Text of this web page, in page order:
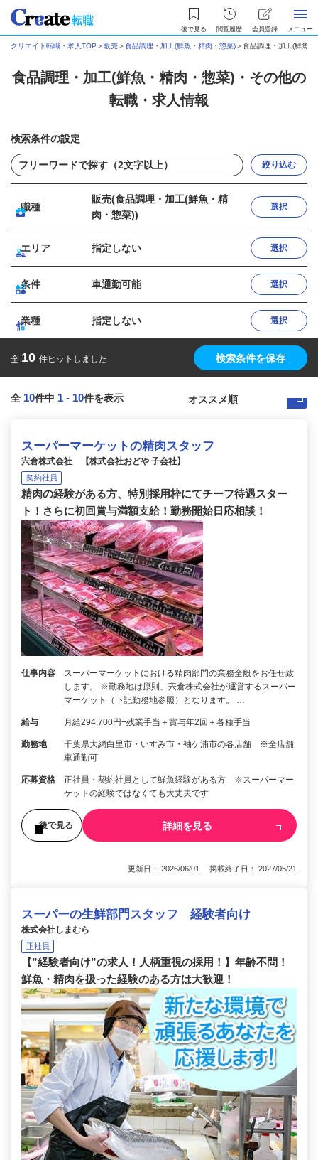
後で見る 閲覧履歴 会員登録 メニュー
クリエイト転職・求人TOP ＞ 販売＞食品調理・加工(鮮魚・精肉・惣菜)＞食品調理・加工(鮮魚
食品調理・加工(鮮魚・精肉・惣菜)・その他の
転職・求人情報
検索条件の設定
絞り込む
職種
販売(食品調理・加工(鮮魚・精
肉・惣菜))
選択
エリア 指定しない 選択
条件 車通勤可能 選択
業種 指定しない 選択
全 10 件ヒットしました 検索条件を保存
全 10件中 1 - 10件を表示
スーパーマーケットの精肉スタッフ
宍倉株式会社 【株式会社おどや 子会社】
契約社員
精肉の経験がある方、特別採用枠にてチーフ待遇スター
ト！さらに初回賞与満額支給！勤務開始日応相談！
仕事内容
スーパーマーケットにおける精肉部門の業務全般をお任せ致
します。 ※勤務地は原則、宍倉株式会社が運営するスーパー
マーケット（下記勤務地参照）となります。 …
給与 月給294,700円+残業手当＋賞与年2回＋各種手当
勤務地
千葉県大網白里市・いすみ市・袖ケ浦市の各店舗 ※全店舗
車通勤可
応募資格
正社員・契約社員として鮮魚経験がある方 ※スーパーマー
ケットの経験ではなくても大丈夫です
後で見る 詳細を見る
更新日： 2026/06/01 掲載終了日： 2027/05/21
スーパーの生鮮部門スタッフ 経験者向け
株式会社しまむら
正社員
【”経験者向け”の求人！人柄重視の採用！】年齢不問！
鮮魚・精肉を扱った経験のある方は大歓迎！